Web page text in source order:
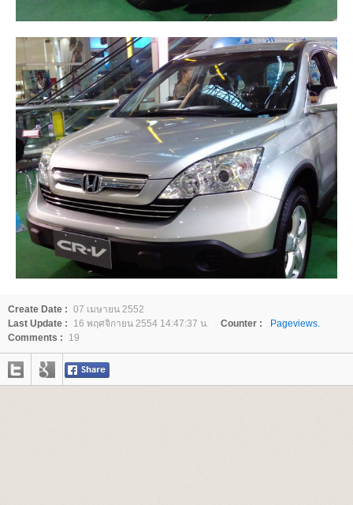
Create Date : 07 เมษายน 2552
Last Update :
16 พฤศจิกายน 2554 14:47:37 น. Counter :
Pageviews.
Comments :
19